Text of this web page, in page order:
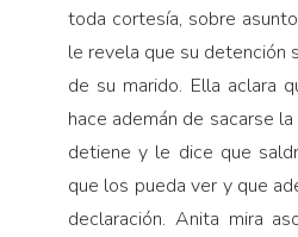
toda cortesía, sobre
le revela que su detención
de su marido. Ella aclara
hace ademán de sacarse
detiene y le dice que
que los pueda ver y que
declaración. Anita mira